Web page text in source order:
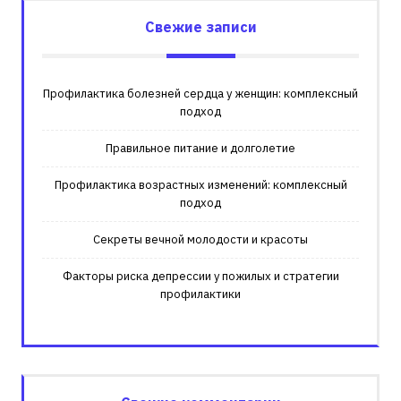
Свежие записи
Профилактика болезней сердца у женщин: комплексный
подход
Правильное питание и долголетие
Профилактика возрастных изменений: комплексный
подход
Секреты вечной молодости и красоты
Факторы риска депрессии у пожилых и стратегии
профилактики